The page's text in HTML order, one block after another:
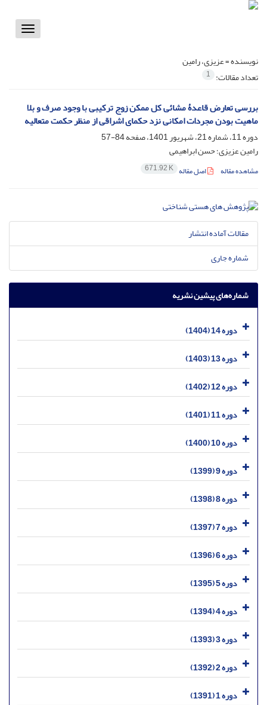
Toggle
نویسنده =عزیزی، رامین
تعداد مقالات: 1
بررسی تعارض قاعدۀ مشائی کل ممکن زوج ترکیبی با وجود صرف و بلا
ماهیت بودن مجردات امکانی نزد حکمای اشراقی از منظر حکمت متعالیه
دوره 11، شماره 21، شهریور 1401، صفحه
84-57
رامین عزیزی؛ حسن ابراهیمی
مشاهده مقاله اصل مقاله 671.92 K
مقالات آماده انتشار
شماره جاری
شماره‌های پیشین نشریه
دوره 14 (1404)
دوره 13 (1403)
دوره 12 (1402)
دوره 11 (1401)
دوره 10 (1400)
دوره 9 (1399)
دوره 8 (1398)
دوره 7 (1397)
دوره 6 (1396)
دوره 5 (1395)
دوره 4 (1394)
دوره 3 (1393)
دوره 2 (1392)
دوره 1 (1391)